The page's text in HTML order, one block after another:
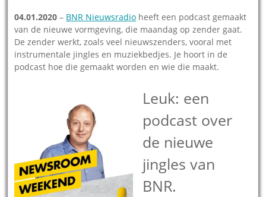
04.01.2020 – BNR Nieuwsradio heeft een podcast gemaakt
van de nieuwe vormgeving, die maandag op zender gaat.
De zender werkt, zoals veel nieuwszenders, vooral met
instrumentale jingles en muziekbedjes. Je hoort in de
podcast hoe die gemaakt worden en wie die maakt.
Leuk: een
podcast over
de nieuwe
jingles van
BNR.